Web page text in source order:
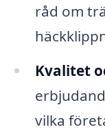
råd om
Kvalitet
vilka